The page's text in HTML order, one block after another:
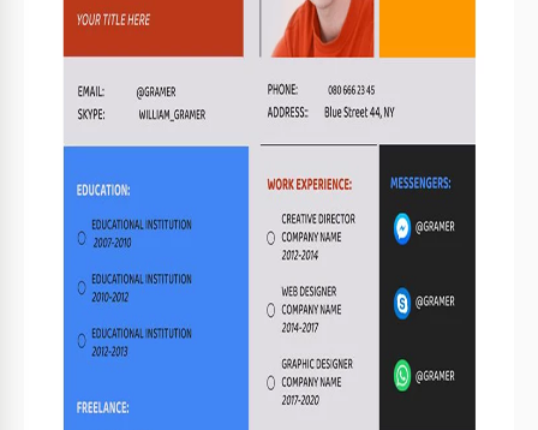
Estadísticas de uso
0 descargas este mes
Características clave de esta plantilla
Diseño
Texto en español generado CV Plantillas
Páginas
1 Página CV Plantillas
Estructura
Combinación CV Plantillas
Sobre esta plantilla
¡Presentamos nuestra vibrante y dinámica plantilla de
currículum Bright Color Harvard! Este diseño llamativo
inyecta creatividad en tu perfil profesional. El formulario
presenta una variedad de colores, desde azules intensos y
rojos radiantes hasta amarillos soleados y negros elegantes.